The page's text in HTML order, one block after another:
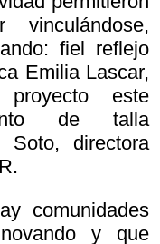
fiel reflejo
Emilia Lascar,
este
de talla
Soto, directora
comunidades
y que